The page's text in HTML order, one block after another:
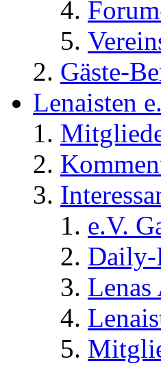
Gäste-
Lenaisten
e.V.
Daily-